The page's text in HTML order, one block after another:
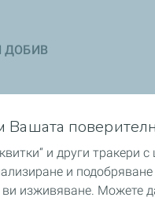
ДОБИВ
Вашата
и други тракери с
и подобряване
ви изживяване. Можете